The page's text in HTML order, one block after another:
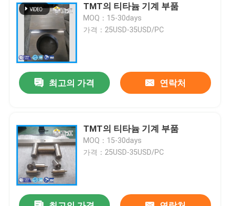
TMT의 티타늄 기계 부품
MOQ：15-30days
가격：25USD-35USD/PC
최고의 가격 연락처
TMT의 티타늄 기계 부품
MOQ：15-30days
가격：25USD-35USD/PC